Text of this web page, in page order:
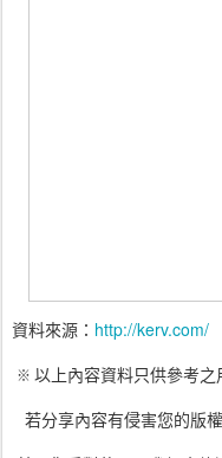
資料來源： http://kerv.com/
※ 以上內容資料只供參考
若分享內容有侵害您的版